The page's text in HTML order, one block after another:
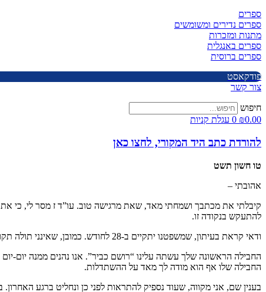
ספרים
ספרים נדירים ומשומשים
מתנות ומזכרות
ספרים באנגלית
ספרים ברוסית
פודקאסט
צור קשר
חיפוש
₪0.00
0 עגלת קניות
להורדת כתב היד המקורי, לחצו כאן
טו חשון תשט
אהובתי –
קיבלתי את מכתבך ושמחתי מאד, שאת מרגישה טוב. עו”ד ז מסר לי, כי
להתעקש בנקודה זו.
ודאי קראת בעיתון, שמשפטנו יתקיים ב-28 לחודש. כמובן, שאינני תולה תקוות מרובות בתוצאות, אבל בכל זאת יש חשיבות במשפט בשביל דעת הקהל. איך תהיה הופעתי? אני מקווה, שתעשה רושם. נו נראה.
החבילה הראשונה שלך עשתה עלינו “רושם כביר”. אנו נהנים ממנה יום-
החבילה שלו אף הוא מודה לך מאד על ההשתדלות.
בענין שם, אני מקווה, שעוד נספיק להתראות לפני כן ונחליט ברגע